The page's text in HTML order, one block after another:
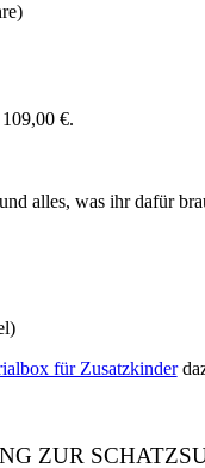
€.
alles, was ihr dafür
für Zusatzkinder
ZUR